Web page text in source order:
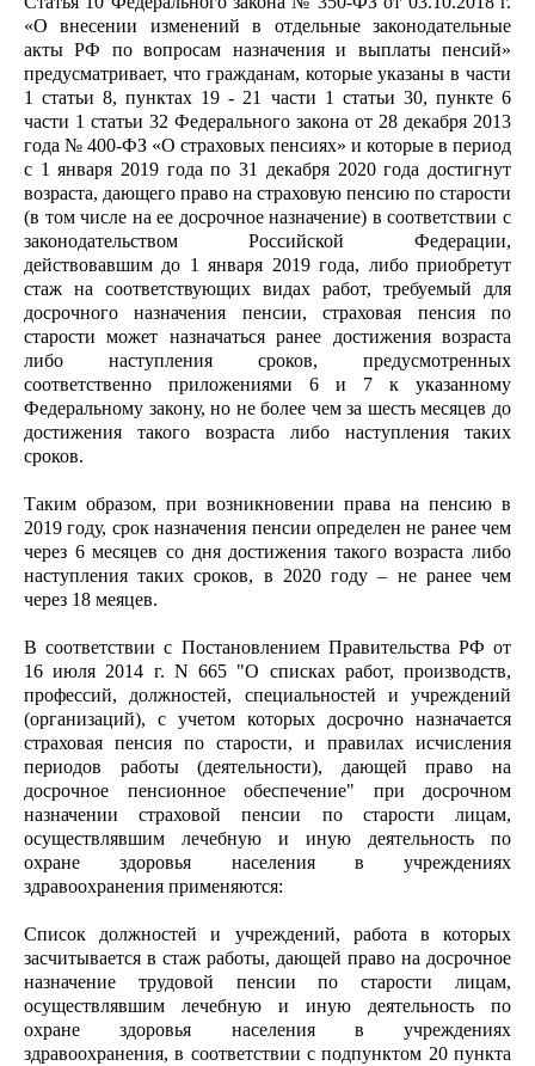
«О внесении изменений в отдельные законодательные
акты РФ по вопросам назначения и выплаты пенсий»
предусматривает, что гражданам, которые указаны в части
1 статьи 8, пунктах 19 - 21 части 1 статьи 30, пункте 6
части 1 статьи 32 Федерального закона от 28 декабря 2013
года № 400-ФЗ «О страховых пенсиях» и которые в период
с 1 января 2019 года по 31 декабря 2020 года достигнут
возраста, дающего право на страховую пенсию по старости
(в том числе на ее досрочное назначение) в соответствии с
законодательством Российской Федерации,
действовавшим до 1 января 2019 года, либо приобретут
стаж на соответствующих видах работ, требуемый для
досрочного назначения пенсии, страховая пенсия по
старости может назначаться ранее достижения возраста
либо наступления сроков, предусмотренных
соответственно приложениями 6 и 7 к указанному
Федеральному закону, но не более чем за шесть месяцев до
достижения такого возраста либо наступления таких
сроков.
Таким образом, при возникновении права на пенсию в
2019 году, срок назначения пенсии определен не ранее чем
через 6 месяцев со дня достижения такого возраста либо
наступления таких сроков, в 2020 году – не ранее чем
через 18 меяцев.
В соответствии с Постановлением Правительства РФ от
16 июля 2014 г. N 665 "О списках работ, производств,
профессий, должностей, специальностей и учреждений
(организаций), с учетом которых досрочно назначается
страховая пенсия по старости, и правилах исчисления
периодов работы (деятельности), дающей право на
досрочное пенсионное обеспечение" при досрочном
назначении страховой пенсии по старости лицам,
осуществлявшим лечебную и иную деятельность по
охране здоровья населения в учреждениях
здравоохранения применяются:
Список должностей и учреждений, работа в которых
засчитывается в стаж работы, дающей право на досрочное
назначение трудовой пенсии по старости лицам,
осуществлявшим лечебную и иную деятельность по
охране здоровья населения в учреждениях
здравоохранения, в соответствии с подпунктом 20 пункта